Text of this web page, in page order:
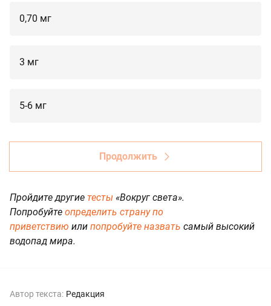
0,70 мг
3 мг
5-6 мг
Продолжить
Пройдите другие тесты «Вокруг света».
Попробуйте определить страну по
приветствию или попробуйте назвать самый высокий
водопад мира.
Автор текста: Редакция